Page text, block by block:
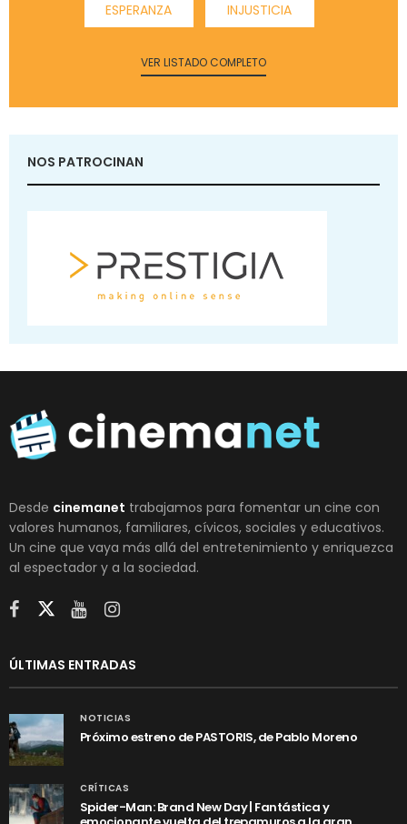
ESPERANZA INJUSTICIA
VER LISTADO COMPLETO
NOS PATROCINAN
Desde cinemanet trabajamos para fomentar un cine con
valores humanos, familiares, cívicos, sociales y educativos.
Un cine que vaya más allá del entretenimiento y enriquezca
al espectador y a la sociedad.
ÚLTIMAS ENTRADAS
NOTICIAS
Próximo estreno de PASTORIS, de Pablo Moreno
CRÍTICAS
Spider-Man: Brand New Day | Fantástica y